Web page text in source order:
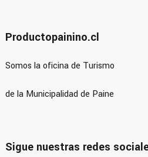
Productopainino.cl
Somos la oficina de Turismo
de la Municipalidad de Paine
Sigue nuestras redes